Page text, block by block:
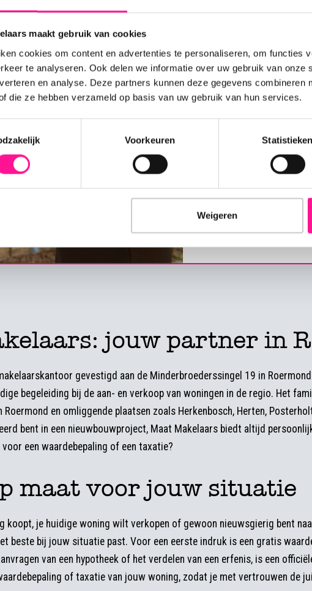
maakt gebruik van cookies
cookies om content en advertenties te personaliseren, om functies
te analyseren. Ook delen we informatie over uw gebruik van onze
en analyse. Deze partners kunnen deze gegevens combineren
die ze hebben verzameld op basis van uw gebruik van hun services.
Voorkeuren Statistieken
Weigeren
voor mensen die
Taxatie
Een taxatie is een
taxateur. Het rapport
vereist door banken
procedures zoals
waardebepaling zijn
jouw partner in
gevestigd aan de Minderbroederssingel 19 in
begeleiding bij de aan- en verkoop van woningen in de regio. Het
en omliggende plaatsen zoals Herkenbosch, Herten,
bent in een nieuwbouwproject, Maat Makelaars biedt altijd
een waardebepaling of een taxatie?
maat voor jouw situatie
koopt, je huidige woning wilt verkopen of gewoon nieuwsgierig bent
beste bij jouw situatie past. Voor een eerste indruk is een gratis
van een hypotheek of het verdelen van een erfenis, is een
of taxatie van jouw woning, zodat je met vertrouwen de